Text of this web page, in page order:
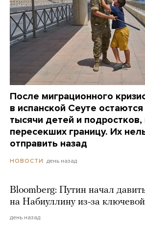
После миграционного
в испанской Сеуте
тысячи детей и подростков,
пересекших границу. Их
отправить назад
НОВОСТИ день назад
Bloomberg: Путин начал
на Набиуллину из-за
день назад